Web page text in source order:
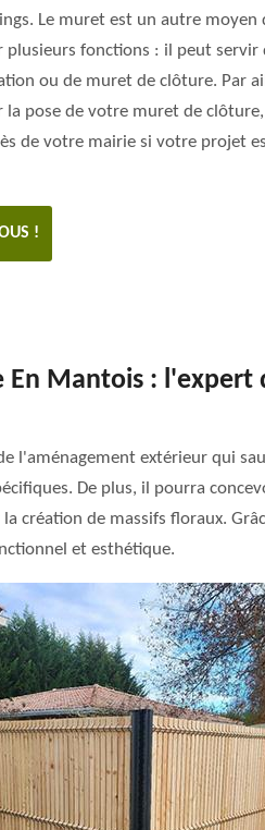
Le muret est un autre moyen
fonctions : il peut servir
ou de muret de clôture. Par
la pose de votre muret de
de votre mairie si votre projet
!
En Mantois : l'expert
l'aménagement extérieur qui
De plus, il pourra
de massifs floraux.
et esthétique.